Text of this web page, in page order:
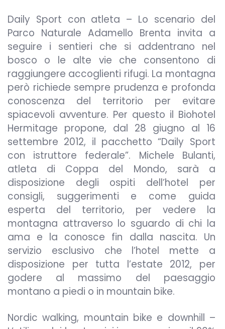
Daily Sport con atleta – Lo scenario del
Parco Naturale Adamello Brenta invita a
seguire i sentieri che si addentrano nel
bosco o le alte vie che consentono di
raggiungere accoglienti rifugi. La montagna
però richiede sempre prudenza e profonda
conoscenza del territorio per evitare
spiacevoli avventure. Per questo il Biohotel
Hermitage propone, dal 28 giugno al 16
settembre 2012, il pacchetto “Daily Sport
con istruttore federale”. Michele Bulanti,
atleta di Coppa del Mondo, sarà a
disposizione degli ospiti dell’hotel per
consigli, suggerimenti e come guida
esperta del territorio, per vedere la
montagna attraverso lo sguardo di chi la
ama e la conosce fin dalla nascita. Un
servizio esclusivo che l’hotel mette a
disposizione per tutta l’estate 2012, per
godere al massimo del paesaggio
montano a piedi o in mountain bike.
Nordic walking, mountain bike e downhill –